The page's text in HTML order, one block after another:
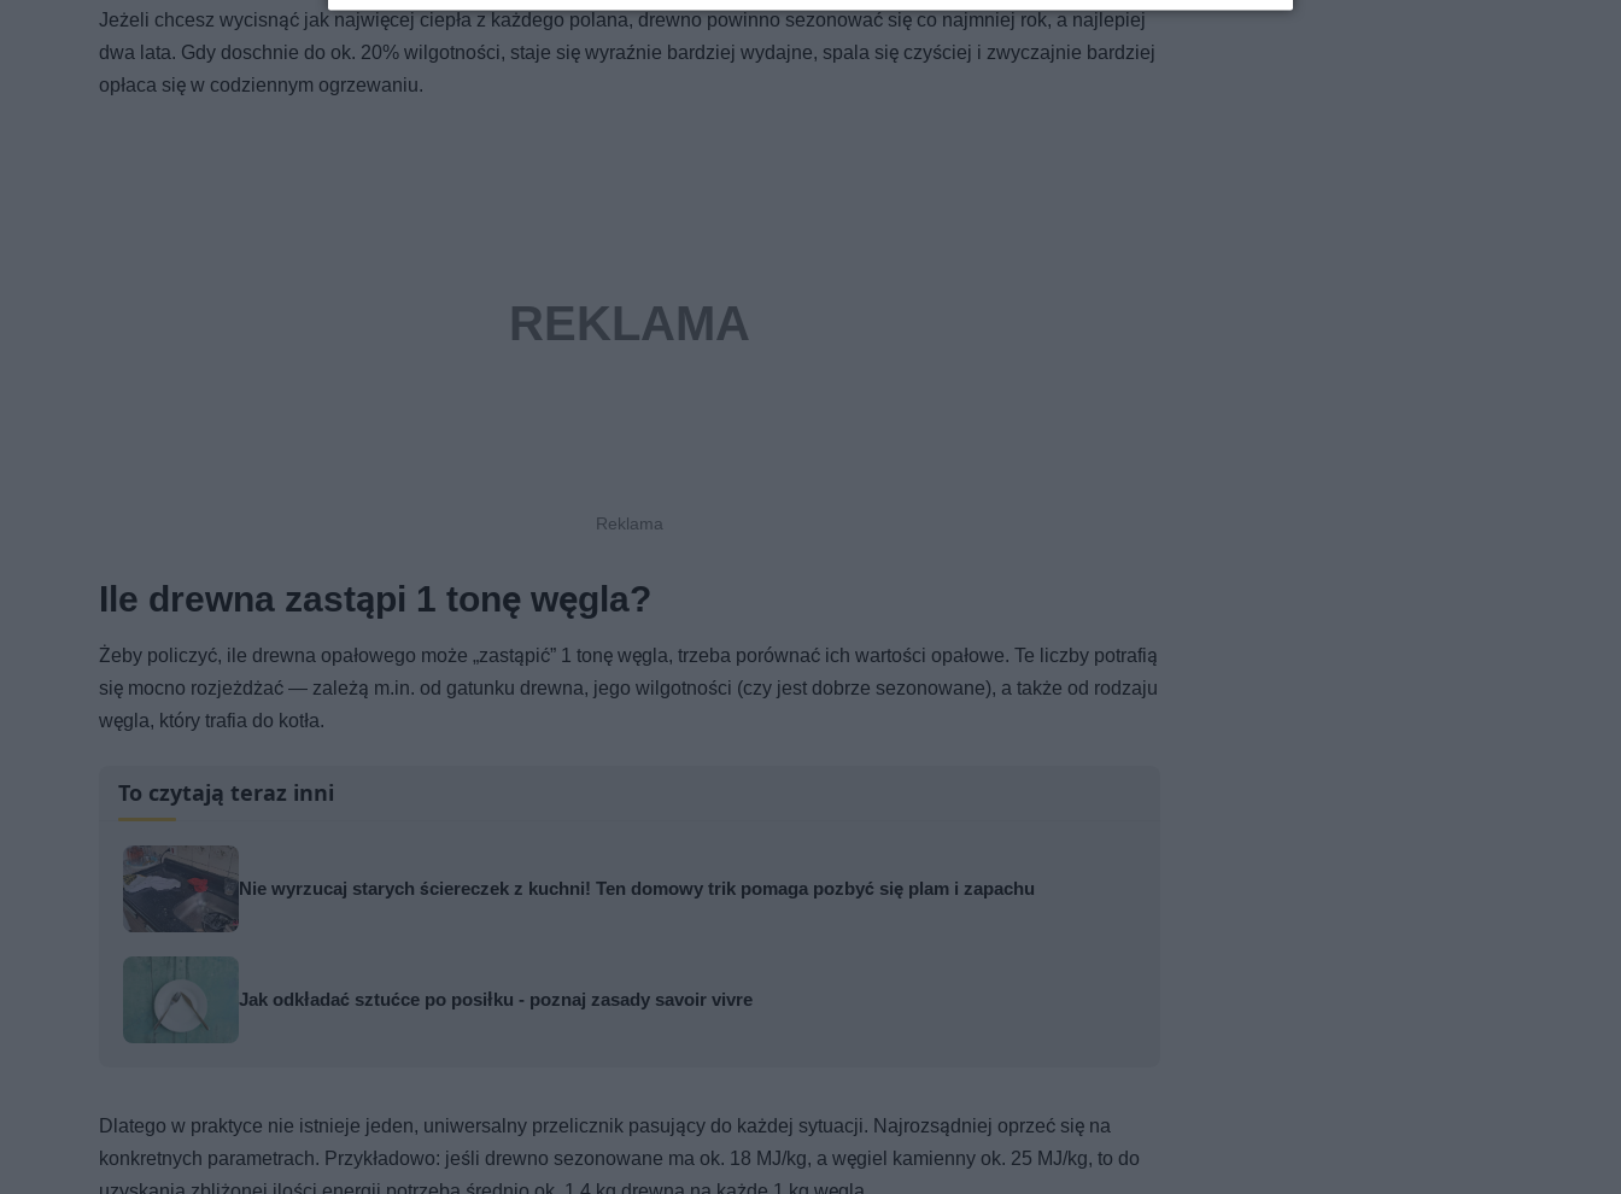
Jeżeli chcesz wycisnąć jak najwięcej ciepła z każdego polana, drewno powinno sezonować się co najmniej rok, a najlepiej
dwa lata. Gdy doschnie do ok. 20% wilgotności, staje się wyraźnie bardziej wydajne, spala się czyściej i zwyczajnie bardziej
opłaca się w codziennym ogrzewaniu.
Ile drewna zastąpi 1 tonę węgla?
Żeby policzyć, ile drewna opałowego może „zastąpić” 1 tonę węgla, trzeba porównać ich wartości opałowe. Te liczby potrafią
się mocno rozjeżdżać — zależą m.in. od gatunku drewna, jego wilgotności (czy jest dobrze sezonowane), a także od rodzaju
węgla, który trafia do kotła.
To czytają teraz inni
Nie wyrzucaj starych ściereczek z kuchni! Ten domowy trik pomaga pozbyć się plam i zapachu
Jak odkładać sztućce po posiłku - poznaj zasady savoir vivre
Dlatego w praktyce nie istnieje jeden, uniwersalny przelicznik pasujący do każdej sytuacji. Najrozsądniej oprzeć się na
konkretnych parametrach. Przykładowo: jeśli drewno sezonowane ma ok. 18 MJ/kg, a węgiel kamienny ok. 25 MJ/kg, to do